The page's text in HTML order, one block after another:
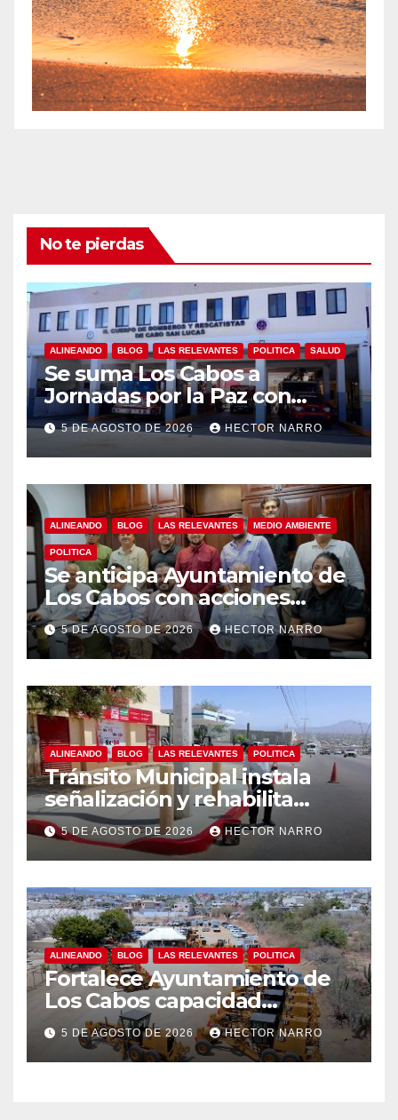
No te pierdas
ALINEANDO BLOG LAS RELEVANTES POLITICA SALUD
Se suma Los Cabos a
Jornadas por la Paz con
capacitación en primeros
auxilios para jóvenes
5 DE AGOSTO DE 2026 HECTOR NARRO
ALINEANDO BLOG LAS RELEVANTES MEDIO AMBIENTE
POLITICA
Se anticipa Ayuntamiento de
Los Cabos con acciones
preventivas ante lluvias en el
centro histórico
5 DE AGOSTO DE 2026 HECTOR NARRO
ALINEANDO BLOG LAS RELEVANTES POLITICA
Tránsito Municipal instala
señalización y rehabilita
cruces peatonales en Los
Cabos
5 DE AGOSTO DE 2026 HECTOR NARRO
ALINEANDO BLOG LAS RELEVANTES POLITICA
Fortalece Ayuntamiento de
Los Cabos capacidad
operativa de Servicios
Públicos con recursos del
FISAM
5 DE AGOSTO DE 2026 HECTOR NARRO